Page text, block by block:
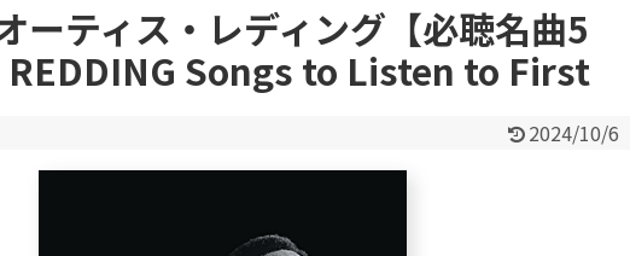
ーティス・レディング【必聴名曲5
REDDING Songs to Listen to First
2024/10/6